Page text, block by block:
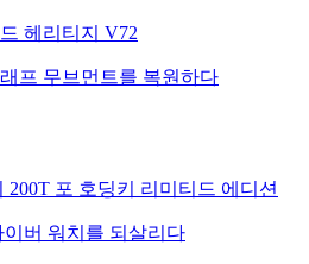
헤리티지 V72
프 무브먼트를 복원하다
200T 포 호딩키 리미티드 에디션
버 워치를 되살리다